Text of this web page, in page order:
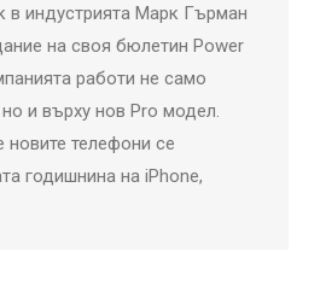
в индустрията Марк Гърман
на своя бюлетин Power
работи не само
и върху нов Pro модел.
новите телефони се
годишнина на iPhone,